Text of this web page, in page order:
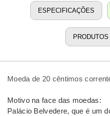
ESPECIFICAÇÕES
Moeda de 20 cêntimos
Motivo na face das moedas:
Palácio Belvedere, que é um